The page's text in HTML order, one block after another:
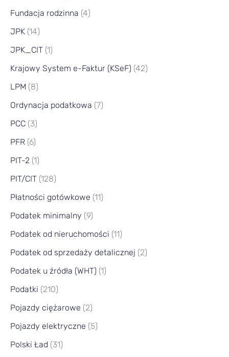
Fundacja rodzinna (4)
JPK (14)
JPK_CIT (1)
Krajowy System e-Faktur (KSeF) (42)
LPM (8)
Ordynacja podatkowa (7)
PCC (3)
PFR (6)
PIT-2 (1)
PIT/CIT (128)
Płatności gotówkowe (11)
Podatek minimalny (9)
Podatek od nieruchomości (11)
Podatek od sprzedaży detalicznej (2)
Podatek u źródła (WHT) (1)
Podatki (210)
Pojazdy ciężarowe (2)
Pojazdy elektryczne (5)
Polski Ład (31)